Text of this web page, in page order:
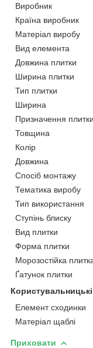
Виробник
Країна виробник
Матеріал виробу
Вид елемента
Довжина плитки
Ширина плитки
Тип плитки
Ширина
Призначення плитки
Товщина
Колір
Довжина
Спосіб монтажу
Тематика виробу
Тип використання
Ступінь блиску
Вид плитки
Форма плитки
Морозостійка
Ґатунок плитки
Елемент сходинки
Матеріал щаблі
Приховати